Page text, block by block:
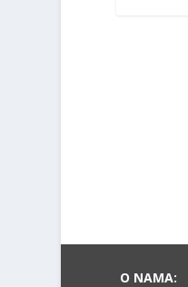
O NAMA: